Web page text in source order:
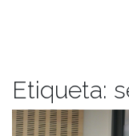
Etiqueta: